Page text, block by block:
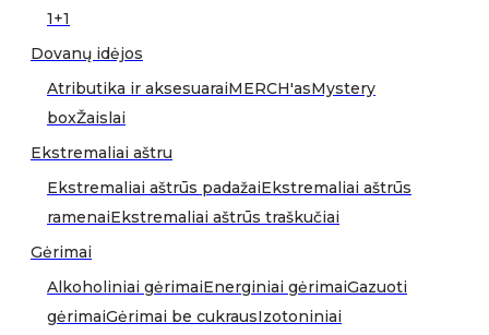
1+1
Dovanų idėjos
Atributika ir aksesuaraiMERCH'asMystery
boxŽaislai
Ekstremaliai aštru
Ekstremaliai aštrūs padažaiEkstremaliai aštrūs
ramenaiEkstremaliai aštrūs traškučiai
Gėrimai
Alkoholiniai gėrimaiEnerginiai gėrimaiGazuoti
gėrimaiGėrimai be cukrausIzotoniniai